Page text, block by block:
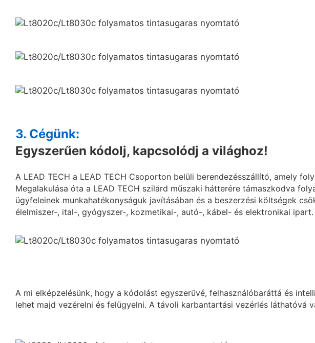
3. Cégünk:
Egyszerűen kódolj, kapcsolódj a világhoz!
A LEAD TECH a LEAD TECH Csoporton belüli berendezésszállító, amely
Megalakulása óta a LEAD TECH szilárd műszaki hátterére támaszkodva
ügyfeleinek munkahatékonyságuk javításában és a beszerzési költségek
élelmiszer-, ital-, gyógyszer-, kozmetikai-, autó-, kábel- és elektronikai ipart.
A mi elképzelésünk, hogy a kódolást egyszerűvé, felhasználóbaráttá és
lehet majd vezérelni és felügyelni. A távoli karbantartási vezérlés láthatóvá